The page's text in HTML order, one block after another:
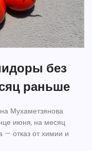
без
раньше
Мухаметзянова
июня, на месяц
— отказ от химии и